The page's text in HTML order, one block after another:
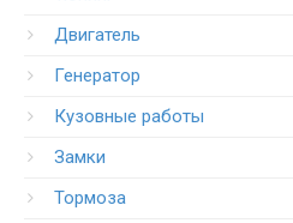
Двигатель
Генератор
Кузовные работы
Замки
Тормоза